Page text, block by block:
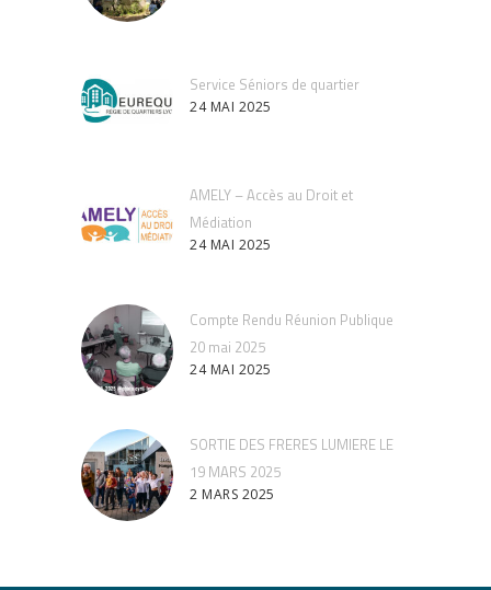
Service Séniors de quartier
24 MAI 2025
AMELY – Accès au Droit et
Médiation
24 MAI 2025
Compte Rendu Réunion Publique
20 mai 2025
24 MAI 2025
SORTIE DES FRERES LUMIERE LE
19 MARS 2025
2 MARS 2025